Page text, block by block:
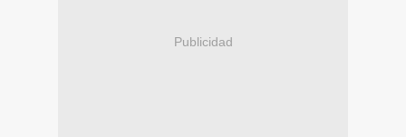
Publicidad